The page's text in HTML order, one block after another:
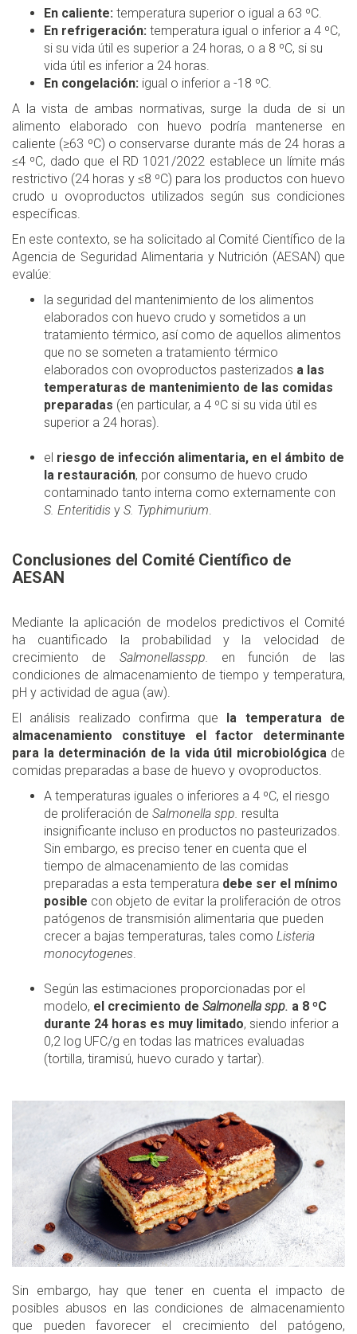
En caliente: temperatura superior o igual a 63 ºC.
En refrigeración: temperatura igual o inferior a 4 ºC,
si su vida útil es superior a 24 horas, o a 8 ºC, si su
vida útil es inferior a 24 horas.
En congelación: igual o inferior a -18 ºC.
A la vista de ambas normativas, surge la duda de si un
alimento elaborado con huevo podría mantenerse en
caliente (≥63 ºC) o conservarse durante más de 24 horas a
≤4 ºC, dado que el RD 1021/2022 establece un límite más
restrictivo (24 horas y ≤8 ºC) para los productos con huevo
crudo u ovoproductos utilizados según sus condiciones
específicas.
En este contexto, se ha solicitado al Comité Científico de la
Agencia de Seguridad Alimentaria y Nutrición (AESAN) que
evalúe:
la seguridad del mantenimiento de los alimentos
elaborados con huevo crudo y sometidos a un
tratamiento térmico, así como de aquellos alimentos
que no se someten a tratamiento térmico
elaborados con ovoproductos pasterizados a las
temperaturas de mantenimiento de las comidas
preparadas (en particular, a 4 ºC si su vida útil es
superior a 24 horas).
el riesgo de infección alimentaria, en el ámbito de
la restauración, por consumo de huevo crudo
contaminado tanto interna como externamente con
S. Enteritidis y S. Typhimurium
Conclusiones del Comité Científico de
AESAN
Mediante la aplicación de modelos predictivos el Comité
ha cuantificado la probabilidad y la velocidad de
crecimiento de Salmonellasspp.
en función de las
condiciones de almacenamiento de tiempo y temperatura,
pH y actividad de agua (aw).
El análisis realizado confirma que la temperatura de
almacenamiento constituye el factor determinante
para la determinación de la vida útil microbiológica de
comidas preparadas a base de huevo y ovoproductos.
A temperaturas iguales o inferiores a 4 ºC, el riesgo
de proliferación de Salmonella spp. resulta
insignificante incluso en productos no pasteurizados.
Sin embargo, es preciso tener en cuenta que el
tiempo de almacenamiento de las comidas
preparadas a esta temperatura debe ser el mínimo
posible con objeto de evitar la proliferación de otros
patógenos de transmisión alimentaria que pueden
crecer a bajas temperaturas, tales como Listeria
monocytogenes
Según las estimaciones proporcionadas por el
modelo, el crecimiento de Salmonella spp. a 8 ºC
durante 24 horas es muy limitado, siendo inferior a
0,2 log UFC/g en todas las matrices evaluadas
(tortilla, tiramisú, huevo curado y tartar).​
Sin embargo, hay que tener en cuenta el impacto de
posibles abusos en las condiciones de almacenamiento
que pueden favorecer el crecimiento del patógeno,